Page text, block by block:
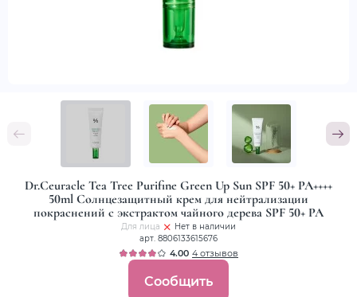
Dr.Ceuracle Tea Tree Purifine Green Up Sun SPF 50+ PA++++
50ml Солнцезащитный крем для нейтрализации
покраснений с экстрактом чайного дерева SPF 50+ PA
Для лица
Нет в наличии
арт. 8806133615676
4.00 4 отзывов
Сообщить